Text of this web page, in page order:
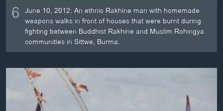
6 June 10, 2012: An ethnic Rakhine man with homemade
weapons walks in front of houses that were burnt during
fighting between Buddhist Rakhine and Muslim Rohingya
communities in Sittwe, Burma.